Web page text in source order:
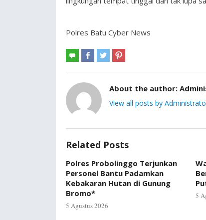
Polres Batu Cyber News
About the author:
View all posts by
Related Posts
Polres Probolinggo Terjunkan
Personel Bantu Padamkan
Kebakaran Hutan di Gunung
Bromo*
5 Agustus 2026
5